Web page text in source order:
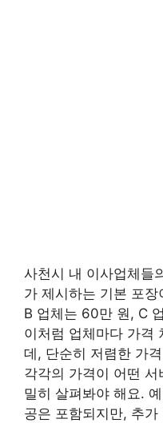
사천시 내 이사업체들
가 제시하는 기본 포
B 업체는 60만 원, C
이처럼 업체마다 가격
데, 단순히 저렴한 가
각각의 가격이 어떤
밀히 살펴봐야 해요.
공은 포함되지만, 추